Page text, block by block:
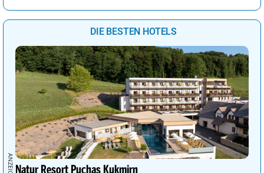
DIE BESTEN HOTELS
Natur Resort Puchas Kukmirn